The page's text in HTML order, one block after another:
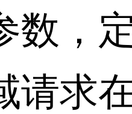
数，
请求